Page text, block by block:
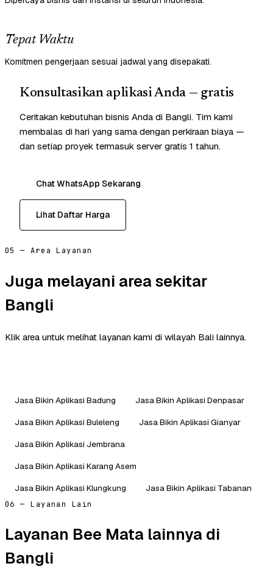
Tepat Waktu
Komitmen pengerjaan sesuai jadwal yang disepakati.
Konsultasikan aplikasi Anda — gratis
Ceritakan kebutuhan bisnis Anda di Bangli. Tim kami
membalas di hari yang sama dengan perkiraan biaya —
dan setiap proyek termasuk server gratis 1 tahun.
Chat WhatsApp Sekarang
Lihat Daftar Harga
05 — Area Layanan
Juga melayani area sekitar
Bangli
Klik area untuk melihat layanan kami di wilayah Bali lainnya.
Jasa Bikin Aplikasi Badung
Jasa Bikin Aplikasi Denpasar
Jasa Bikin Aplikasi Buleleng
Jasa Bikin Aplikasi Gianyar
Jasa Bikin Aplikasi Jembrana
Jasa Bikin Aplikasi Karang Asem
Jasa Bikin Aplikasi Klungkung
Jasa Bikin Aplikasi Tabanan
06 — Layanan Lain
Layanan Bee Mata lainnya di
Bangli